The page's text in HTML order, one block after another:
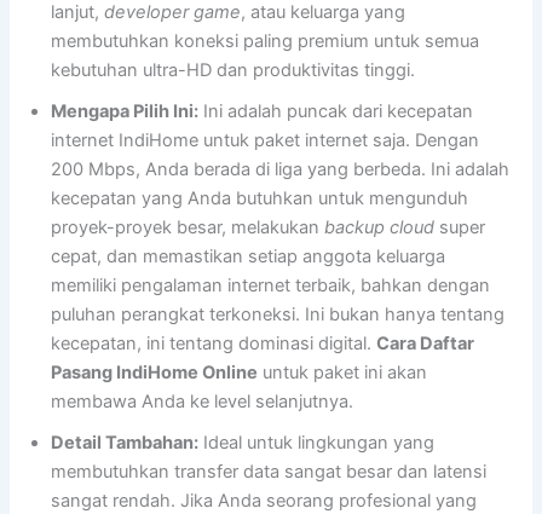
lanjut,developer game, atau keluarga yang
membutuhkan koneksi paling premium untuk semua
kebutuhan ultra-HD dan produktivitas tinggi.
Mengapa Pilih Ini: Ini adalah puncak dari kecepatan
internet IndiHome untuk paket internet saja. Dengan
200 Mbps, Anda berada di liga yang berbeda. Ini adalah
kecepatan yang Anda butuhkan untuk mengunduh
proyek-proyek besar, melakukanbackup cloud super
cepat, dan memastikan setiap anggota keluarga
memiliki pengalaman internet terbaik, bahkan dengan
puluhan perangkat terkoneksi. Ini bukan hanya tentang
kecepatan, ini tentang dominasi digital.Cara Daftar
Pasang IndiHome Online untuk paket ini akan
membawa Anda ke level selanjutnya.
Detail Tambahan: Ideal untuk lingkungan yang
membutuhkan transfer data sangat besar dan latensi
sangat rendah. Jika Anda seorang profesional yang